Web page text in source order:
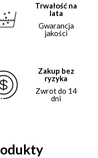
Trwałość na
lata
Gwarancja
jakości
Zakup bez
ryzyka
Zwrot do 14
dni